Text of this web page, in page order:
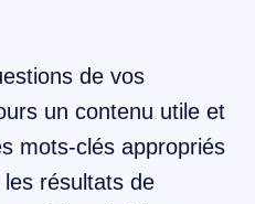
de vos
un contenu utile et
mots-clés appropriés
résultats de